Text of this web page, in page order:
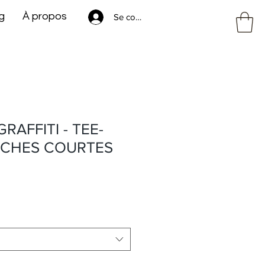
À propos Se connecter
- TEE-
COURTES